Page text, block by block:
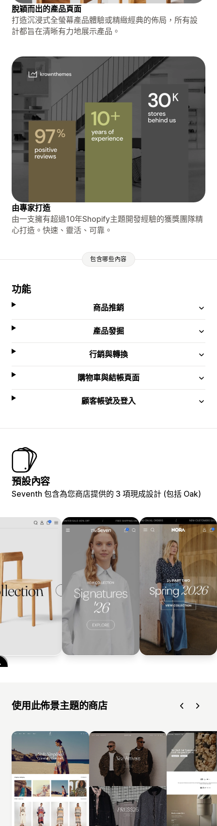
脫穎而出的產品頁面
打造沉浸式全螢幕產品體驗或精緻經典的佈局，所有設
計都旨在清晰有力地展示產品。
由專家打造
由一支擁有超過10年Shopify主題開發經驗的獲獎團隊精
心打造。快速、靈活、可靠。
包含哪些內容
功能
商品推銷
產品發掘
行銷與轉換
購物車與結帳頁面
顧客帳號及登入
預設內容
Seventh 包含為您商店提供的 3 項現成設計 (包括 Oak)
使用此佈景主題的商店